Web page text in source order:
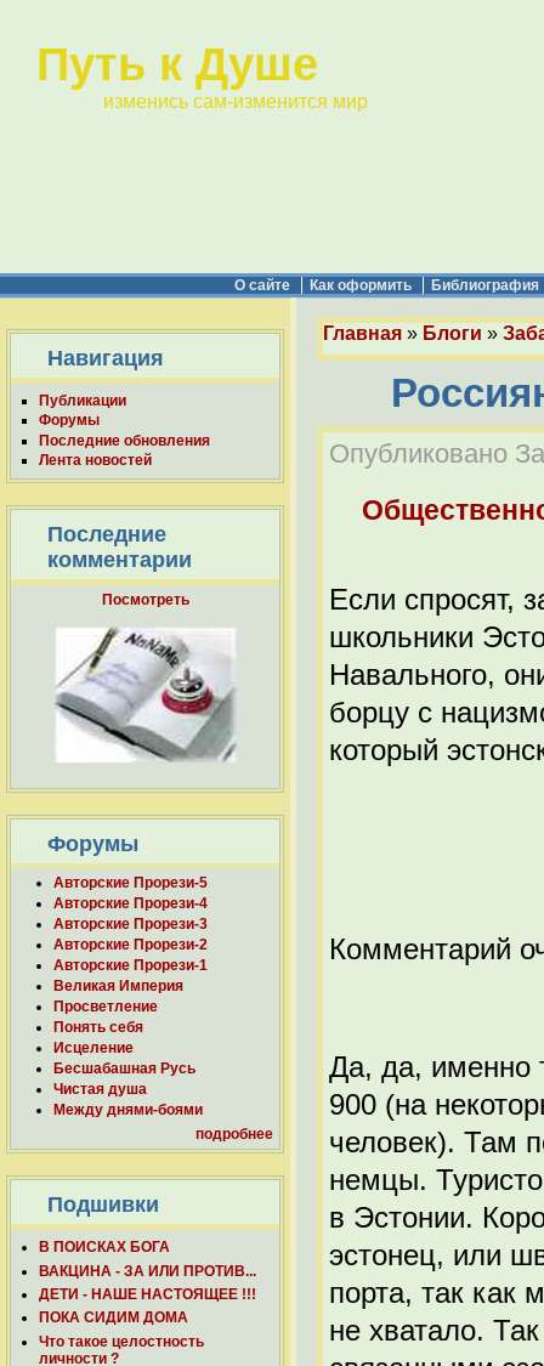
Путь к Душе
изменись сам-изменится мир
О сайте Как оформить Библиография
Навигация
Публикации
Форумы
Последние обновления
Лента новостей
Последние
комментарии
Посмотреть
Форумы
Авторские Прорези-5
Авторские Прорези-4
Авторские Прорези-3
Авторские Прорези-2
Авторские Прорези-1
Великая Империя
Просветление
Понять себя
Исцеление
Бесшабашная Русь
Чистая душа
Между днями-боями
подробнее
Подшивки
В ПОИСКАХ БОГА
ВАКЦИНА - ЗА ИЛИ ПРОТИВ...
ДЕТИ - НАШЕ НАСТОЯЩЕЕ !!!
ПОКА СИДИМ ДОМА
Что такое целостность
личности ?
Главная » Блоги »
Опубликовано
Если спросят,
школьники
Навального,
борцу с
который
Комментарий
Да, да, именно
900 (на
человек). Там
немцы.
в Эстонии.
эстонец, или
порта, так как
не хватало.